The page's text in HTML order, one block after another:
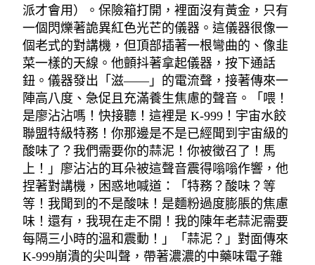
派才會用）。保險箱打開，裡面沒有黃金，只有
一個閃爍著詭異紅色光芒的儀器。這儀器很像一
個老式的對講機，但頂部插著一根彎曲的、像韭
菜一樣的天線。他顫抖著拿起儀器，按下通話
鈕。儀器發出「滋——」的電流聲，接著傳來一
陣高八度、急促且充滿養生焦慮的聲音。「喂！
是廖沾沾嗎！快接聽！這裡是 K-999！宇宙水餃
聯盟特級特務！你那邊是不是已經聞到宇宙級的
酸味了？我們需要你的蒜泥！你被徵召了！馬
上！」廖沾沾的耳朵被這聲音震得嗡嗡作響，他
捏著對講機，困惑地喊道：「特務？酸味？等
等！我聞到的不是酸味！是麵粉過度膨脹的焦慮
味！還有，我現在走不開！我的陳年老蒜泥需要
每隔三小時的溫和震動！」「蒜泥？」對面傳來
K-999崩潰的尖叫聲，帶著濃濃的中藥味電子雜